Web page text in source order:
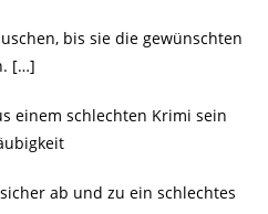
bis sie die gewünschten
[…]
einem schlechten Krimi sein
ab und zu ein schlechtes